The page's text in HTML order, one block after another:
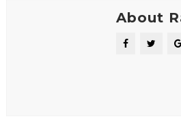
About